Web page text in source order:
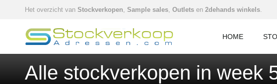
Het overzicht van Stockverkopen, Sample sales, Outlets en 2dehands winkels.
HOME
Alle stockverkopen in week